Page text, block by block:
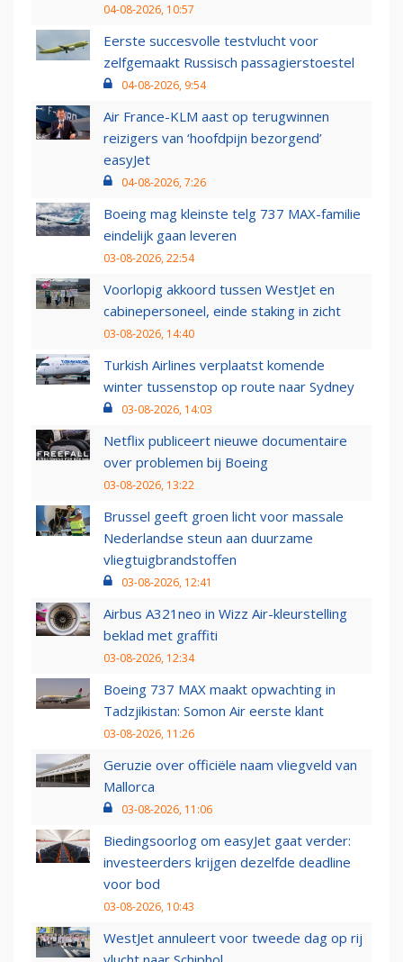
04-08-2026, 10:57
Eerste succesvolle testvlucht voor
zelfgemaakt Russisch passagierstoestel
04-08-2026, 9:54
Air France-KLM aast op terugwinnen
reizigers van ‘hoofdpijn bezorgend’
easyJet
04-08-2026, 7:26
Boeing mag kleinste telg 737 MAX-familie
eindelijk gaan leveren
03-08-2026, 22:54
Voorlopig akkoord tussen WestJet en
cabinepersoneel, einde staking in zicht
03-08-2026, 14:40
Turkish Airlines verplaatst komende
winter tussenstop op route naar Sydney
03-08-2026, 14:03
Netflix publiceert nieuwe documentaire
over problemen bij Boeing
03-08-2026, 13:22
Brussel geeft groen licht voor massale
Nederlandse steun aan duurzame
vliegtuigbrandstoffen
03-08-2026, 12:41
Airbus A321neo in Wizz Air-kleurstelling
beklad met graffiti
03-08-2026, 12:34
Boeing 737 MAX maakt opwachting in
Tadzjikistan: Somon Air eerste klant
03-08-2026, 11:26
Geruzie over officiële naam vliegveld van
Mallorca
03-08-2026, 11:06
Biedingsoorlog om easyJet gaat verder:
investeerders krijgen dezelfde deadline
voor bod
03-08-2026, 10:43
WestJet annuleert voor tweede dag op rij